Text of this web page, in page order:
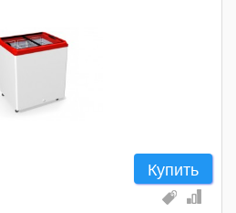
Купить